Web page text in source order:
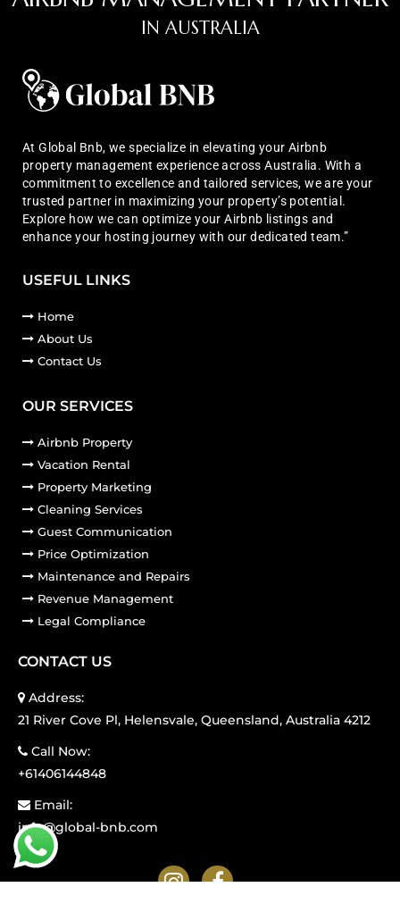
IN AUSTRALIA
At Global Bnb, we specialize in elevating your Airbnb
property management experience across Australia. With a
commitment to excellence and tailored services, we are your
trusted partner in maximizing your property’s potential.
Explore how we can optimize your Airbnb listings and
enhance your hosting journey with our dedicated team.”
USEFUL LINKS
Home
About Us
Contact Us
OUR SERVICES
Airbnb Property
Vacation Rental
Property Marketing
Cleaning Services
Guest Communication
Price Optimization
Maintenance and Repairs
Revenue Management
Legal Compliance
CONTACT US
Address:
21 River Cove Pl, Helensvale, Queensland, Australia 4212
Call Now:
+61406144848
Email:
info@global-bnb.com